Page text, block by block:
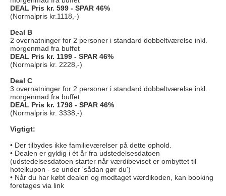
DEAL Pris kr. 599 - SPAR 46%
(Normalpris kr.1118,-)
Deal B
2 overnatninger for 2 personer i standard dobbeltværelse inkl.
morgenmad fra buffet
DEAL Pris kr. 1199 - SPAR 46%
(Normalpris kr. 2228,-)
Deal C
3 overnatninger for 2 personer i standard dobbeltværelse inkl.
morgenmad fra buffet
DEAL Pris kr. 1798 - SPAR 46%
(Normalpris kr. 3338,-)
Vigtigt:
• Der tilbydes ikke familieværelser på dette ophold.
• Dealen er gyldig i ét år fra udstedelsesdatoen
(udstedelsesdatoen starter når værdibeviset er ombyttet til
hotelkupon - se under 'sådan gør du')
• Når du har købt dealen og modtaget værdikoden, kan booking
foretages via link